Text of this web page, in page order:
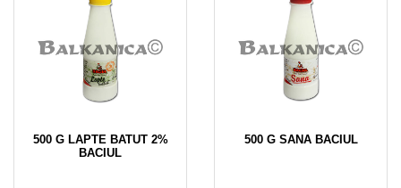
500 G LAPTE BATUT 2%
BACIUL
500 G SANA BACIUL